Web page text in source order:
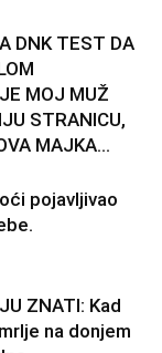
DNK TEST DA
MOJ MUŽ
STRANICU,
MAJKA...
pojavljivao
ZNATI: Kad
na donjem